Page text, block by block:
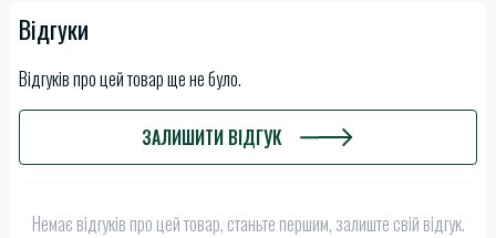
Відгуки
Відгуків про цей товар ще не було.
ЗАЛИШИТИ ВІДГУК
Немає відгуків про цей товар, станьте першим, залиште свій відгук.